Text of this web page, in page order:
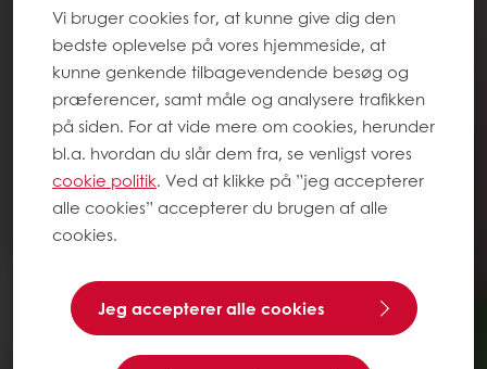
Vi bruger cookies for, at kunne give dig den
bedste oplevelse på vores hjemmeside, at
kunne genkende tilbagevendende besøg og
præferencer, samt måle og analysere trafikken
på siden. For at vide mere om cookies, herunder
bl.a. hvordan du slår dem fra, se venligst vores
cookie politik. Ved at klikke på ”jeg accepterer
alle cookies” accepterer du brugen af alle
cookies.
Jeg accepterer alle cookies